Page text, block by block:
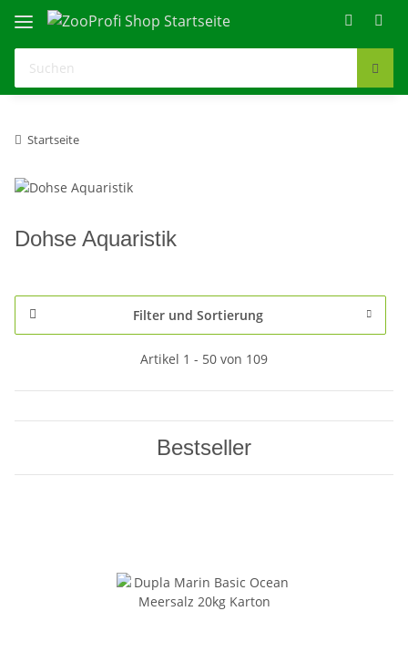
Startseite
Dohse Aquaristik
Filter und Sortierung
Artikel 1 - 50 von 109
Bestseller